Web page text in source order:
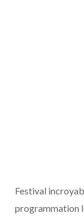
Festival
programmation